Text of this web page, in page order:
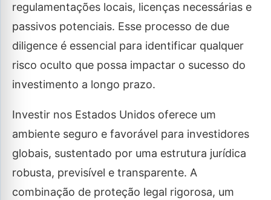
regulamentações locais, licenças necessárias e
passivos potenciais. Esse processo de due
diligence é essencial para identificar qualquer
risco oculto que possa impactar o sucesso do
investimento a longo prazo.
Investir nos Estados Unidos oferece um
ambiente seguro e favorável para investidores
globais, sustentado por uma estrutura jurídica
robusta, previsível e transparente. A
combinação de proteção legal rigorosa, um